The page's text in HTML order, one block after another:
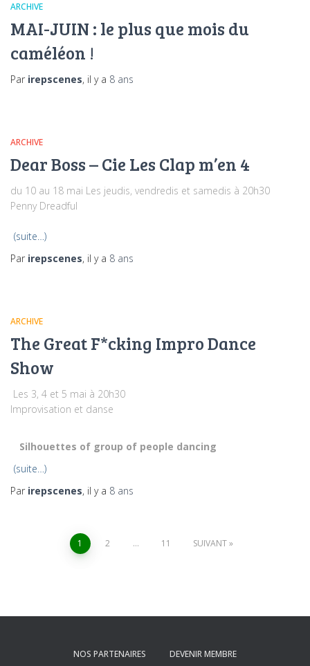
ARCHIVE
MAI-JUIN : le plus que mois du
caméléon !
Par irepscenes, il y a 8 ans
ARCHIVE
Dear Boss – Cie Les Clap m’en 4
du 10 au 18 mai Les jeudis, vendredis et samedis à 20h30
Penny Dreadful
(suite…)
Par irepscenes, il y a 8 ans
ARCHIVE
The Great F*cking Impro Dance
Show
Les 3, 4 et 5 mai à 20h30
Improvisation et danse
Silhouettes of group of people dancing
(suite…)
Par irepscenes, il y a 8 ans
Pagination
publications
1 2 … 11 SUIVANT
NOS PARTENAIRES DEVENIR MEMBRE